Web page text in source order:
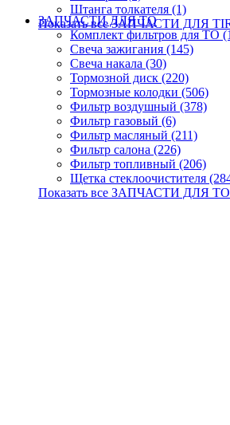
Штанга толкателя (1)
Показать все ЗАПЧАСТИ ДЛЯ
ЗАПЧАСТИ ДЛЯ ТО
Комплект фильтров для ТО
Свеча зажигания (145)
Свеча накала (30)
Тормозной диск (220)
Тормозные колодки (506)
Фильтр воздушный (378)
Фильтр газовый (6)
Фильтр масляный (211)
Фильтр салона (226)
Фильтр топливный (206)
Щетка стеклоочистителя
Показать все ЗАПЧАСТИ ДЛЯ ТО